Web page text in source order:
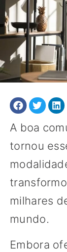
A boa
tornou
milhares
mundo.
Embora